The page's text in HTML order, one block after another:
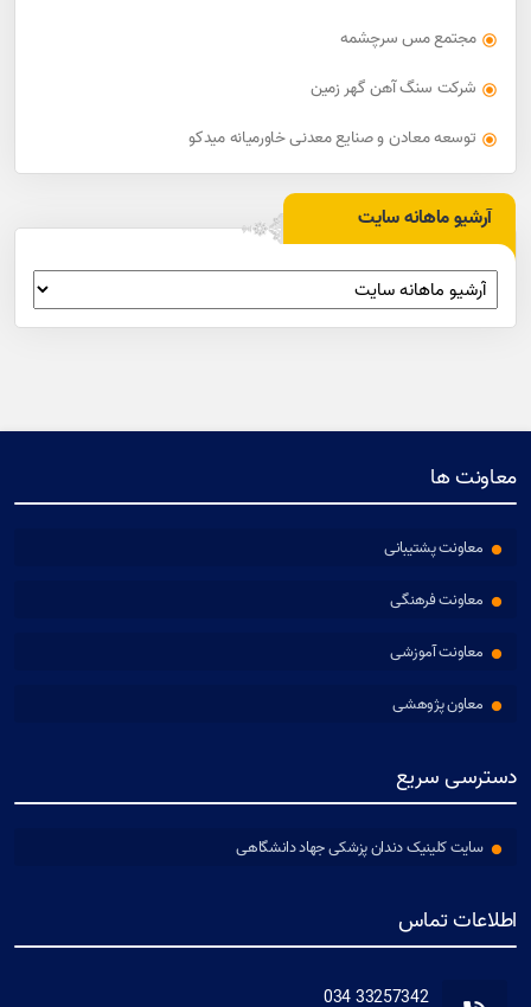
مجتمع مس سرچشمه
شرکت سنگ آهن گهر زمین
توسعه معادن و صنایع معدنی خاورمیانه میدکو
آرشیو ماهانه سایت
معاونت ها
معاونت پشتیبانی
معاونت فرهنگی
معاونت آموزشی
معاون پژوهشی
دسترسی سریع
سایت کلینیک دندان پزشکی جهاد دانشگاهی
اطلاعات تماس
33257342 034